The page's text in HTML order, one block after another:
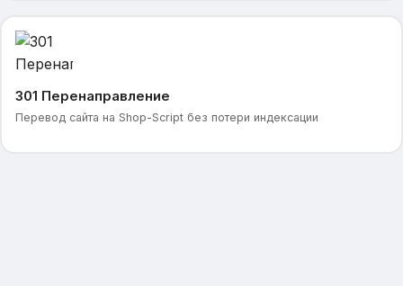
301 Перенаправление
Перевод сайта на Shop-Script без потери индексации